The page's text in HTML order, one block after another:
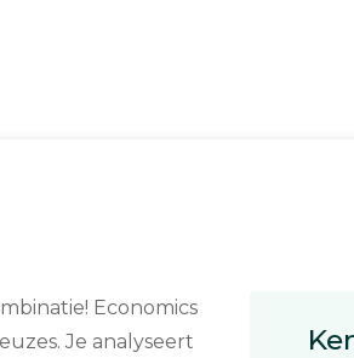
Economics
Je analyseert